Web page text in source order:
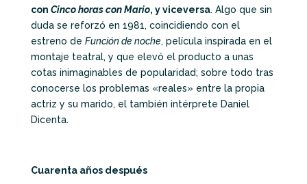
con Cinco horas con Mario, y viceversa. Algo que sin
duda se reforzó en 1981, coincidiendo con el
estreno de Función de noche, película inspirada en el
montaje teatral, y que elevó el producto a unas
cotas inimaginables de popularidad; sobre todo tras
conocerse los problemas «reales» entre la propia
actriz y su marido, el también intérprete Daniel
Dicenta.
Cuarenta años después